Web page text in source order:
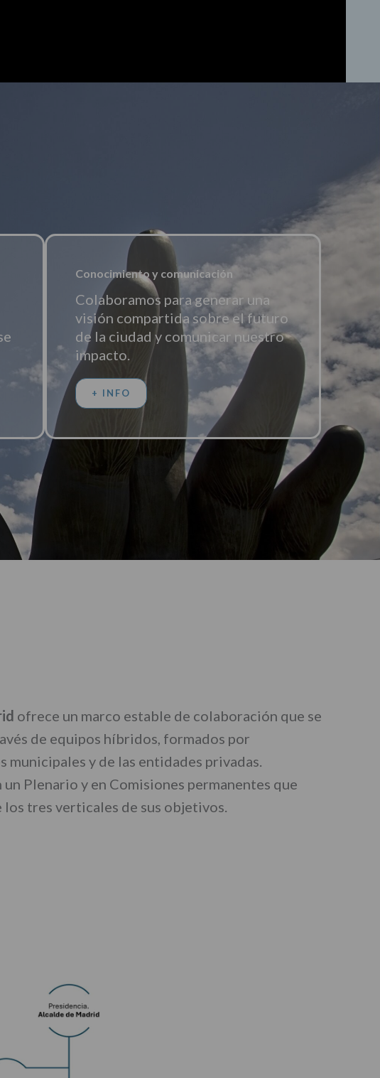
Conocimiento y comunicación
Colaboramos para generar una
visión compartida sobre el futuro
de la ciudad y comunicar nuestro
impacto.
+ INFO
ofrece un marco estable de colaboración que se
de equipos híbridos, formados por
municipales y de las entidades privadas.
un Plenario y en Comisiones permanentes que
los tres verticales de sus objetivos.